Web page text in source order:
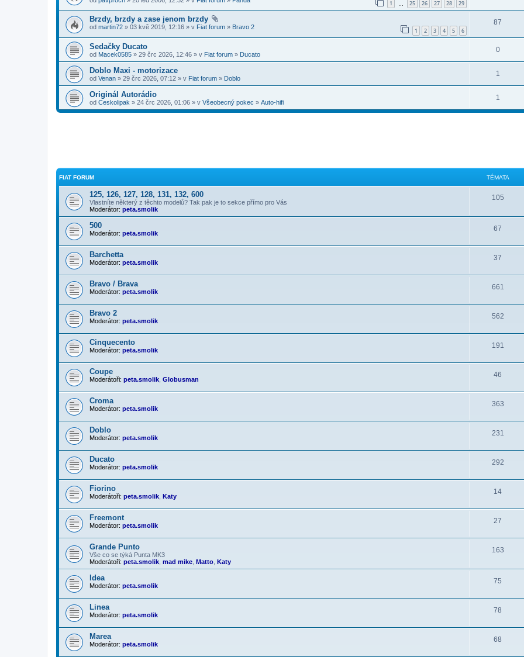
1 25 26 27 28 29
Brzdy, brzdy a zase jenom brzdy
1 2 3 4 5 6
od martin72 » 03 kvě 2019, 12:16 » v Fiat forum » Bravo 2
87
Sedačky Ducato
od Macek0585 » 29 črc 2026, 12:46 » v Fiat forum » Ducato
0
Doblo Maxi - motorizace
od Venan » 29 črc 2026, 07:12 » v Fiat forum » Doblo
1
Originál Autorádio
od Ceskolipak » 24 črc 2026, 01:06 » v Všeobecný pokec » Auto-hifi
1
FIAT FORUM TÉMATA
125, 126, 127, 128, 131, 132, 600
Vlastníte některý z těchto modelů? Tak pak je to sekce přímo pro Vás
Moderátor: peta.smolik
105
500
Moderátor: peta.smolik
67
Barchetta
Moderátor: peta.smolik
37
Bravo / Brava
Moderátor: peta.smolik
661
Bravo 2
Moderátor: peta.smolik
562
Cinquecento
Moderátor: peta.smolik
191
Coupe
Moderátoři: peta.smolik Globusman
46
Croma
Moderátor: peta.smolik
363
Doblo
Moderátor: peta.smolik
231
Ducato
Moderátor: peta.smolik
292
Fiorino
Moderátoři: peta.smolik Katy
14
Freemont
Moderátor: peta.smolik
27
Grande Punto
Vše co se týká Punta MK3
Moderátoři: peta.smolik mad mike Matto Katy
163
Idea
Moderátor: peta.smolik
75
Linea
Moderátor: peta.smolik
78
Marea
Moderátor: peta.smolik
68